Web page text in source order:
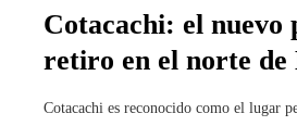
Cotacachi: el nuevo
retiro en el norte de
Cotacachi es reconocido como el lugar